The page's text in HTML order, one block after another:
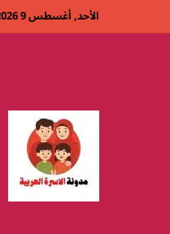
الأحد, أغسطس 9 2026